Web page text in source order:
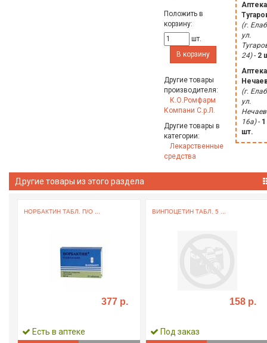
Положить в
корзину:
шт.
В корзину
Другие товары
производителя:
К.О.Ромфарм
Компани С.р.Л.
Другие товары в
категории:
Лекарственные
средства
(г.
ул.
24)- 2
(г.
ул.
16а)- 1
шт.
Другие товары из этого раздела
НОРБАКТИН ТАБЛ. П/О ...
377 р.
Есть в аптеке
ВИНПОЦЕТИН ТАБЛ. 5 ...
158 р.
Под заказ